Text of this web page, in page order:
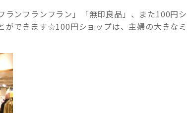
ンフランフラン」「無印良品」、また100円シ
ができます☆100円ショップは、主婦の大きなミ